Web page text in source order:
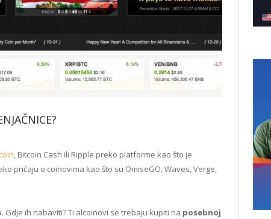
, Bitcoin Cash ili Ripple preko platforme kao što je
pričaju o coinovima kao što su OmiseGO, Waves, Verge,
Gdje ih nabaviti? Ti alcoinovi se trebaju kupiti na posebnoj